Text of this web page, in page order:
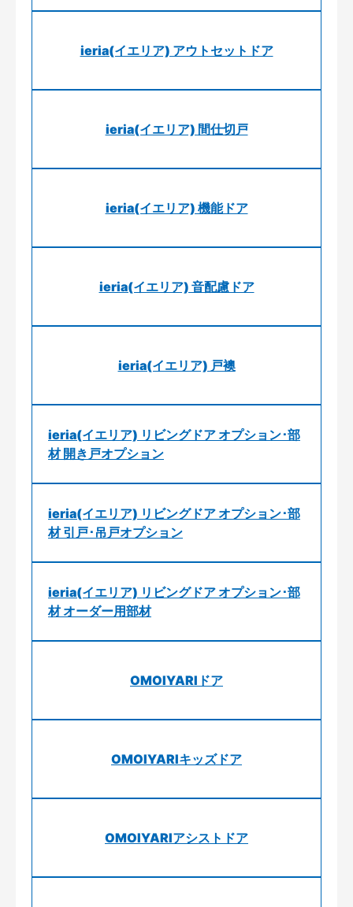
ieria(イエリア) アウトセットドア
ieria(イエリア) 間仕切戸
ieria(イエリア) 機能ドア
ieria(イエリア) 音配慮ドア
ieria(イエリア) 戸襖
ieria(イエリア) リビングドア オプション･部
材 開き戸オプション
ieria(イエリア) リビングドア オプション･部
材 引戸･吊戸オプション
ieria(イエリア) リビングドア オプション･部
材 オーダー用部材
OMOIYARIドア
OMOIYARIキッズドア
OMOIYARIアシストドア